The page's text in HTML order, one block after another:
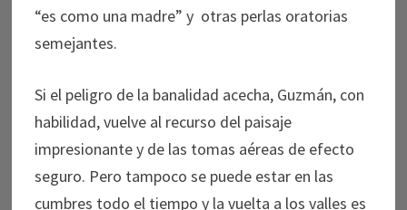
“es como una madre” y otras perlas oratorias
semejantes.
Si el peligro de la banalidad acecha, Guzmán, con
habilidad, vuelve al recurso del paisaje
impresionante y de las tomas aéreas de efecto
seguro. Pero tampoco se puede estar en las
cumbres todo el tiempo y la vuelta a los valles es